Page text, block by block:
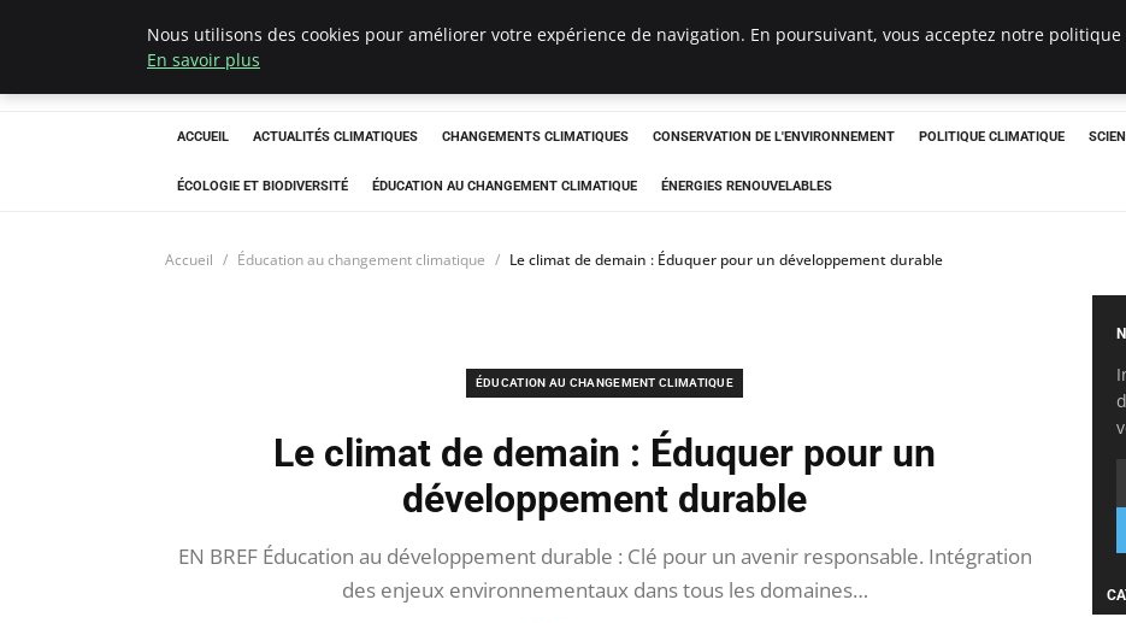
Climatedebtagents
ACCUEIL ACTUALITÉS CLIMATIQUES CHANGEMENTS CLIMATIQUES CONSERVATION DE L'ENVIRONNEMENT POLITIQUE CLIMATIQUE
ÉCOLOGIE ET BIODIVERSITÉ ÉDUCATION AU CHANGEMENT CLIMATIQUE ÉNERGIES RENOUVELABLES
Accueil Éducation au changement climatique Le climat de demain : Éduquer pour un développement durable
ÉDUCATION AU CHANGEMENT CLIMATIQUE
Le climat de demain : Éduquer pour un
développement durable
EN BREF Éducation au développement durable : Clé pour un avenir responsable. Intégration
des enjeux environnementaux dans tous les domaines…
Nous utilisons des cookies pour améliorer votre expérience de navigation. En poursuivant, vous acceptez notre
En savoir plus